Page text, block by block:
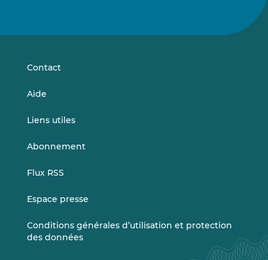
sursur
Contact
Aide
Liens utiles
Abonnement
Flux RSS
Espace presse
Conditions générales d’utilisation et protection
des données